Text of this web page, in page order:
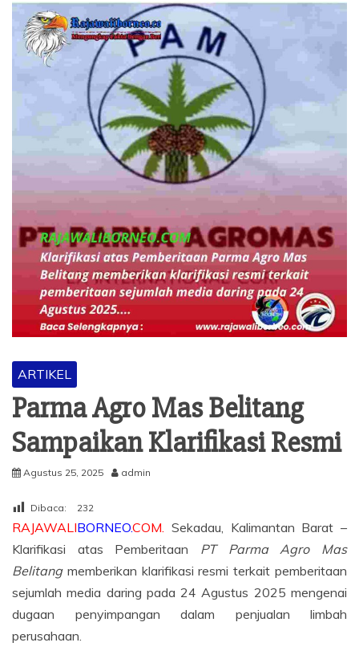
BERITA
ARTIKEL
Parma Agro Mas Belitang
Sampaikan Klarifikasi Resmi
Agustus 25, 2025 admin
Dibaca: 232
RAJAWALIBORNEO.COM. Sekadau, Kalimantan Barat –
Klarifikasi atas Pemberitaan PT
Parma Agro Mas
Belitangmemberikan klarifikasi resmi terkait pemberitaan
sejumlah media daring pada 24 Agustus 2025 mengenai
dugaan penyimpangan dalam penjualan limbah
perusahaan.